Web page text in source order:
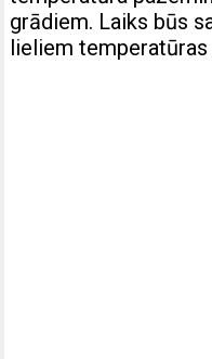
grādiem. Laiks būs
lieliem